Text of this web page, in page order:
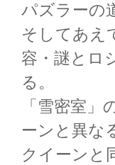
パズラーの
そしてあえ
容・謎とロ
る。
「雪密室
ーンと異な
クイーンと